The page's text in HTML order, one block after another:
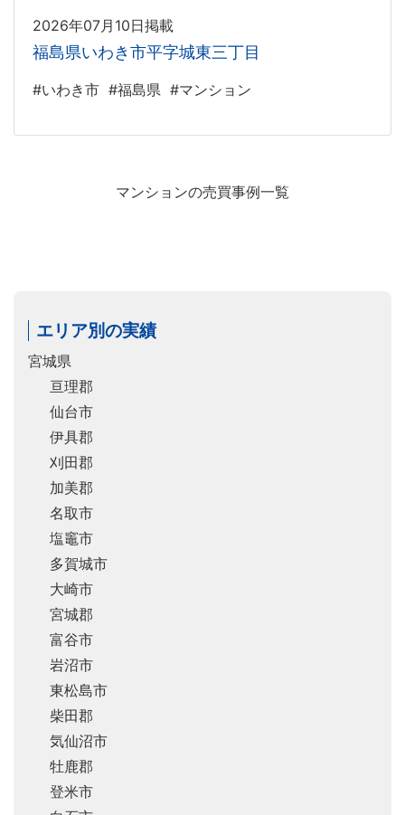
2026年07月10日掲載
福島県いわき市平字城東三丁目
#いわき市 #福島県 #マンション
マンションの売買事例一覧
エリア別の実績
宮城県
亘理郡
仙台市
伊具郡
刈田郡
加美郡
名取市
塩竈市
多賀城市
大崎市
宮城郡
富谷市
岩沼市
東松島市
柴田郡
気仙沼市
牡鹿郡
登米市